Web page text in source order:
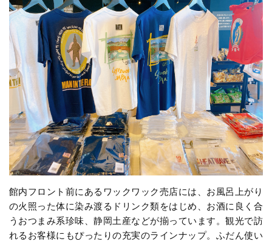
館内フロント前にあるワックワック売店には、お風呂上がり
の火照った体に染み渡るドリンク類をはじめ、お酒に良く合
うおつまみ系珍味、静岡土産などが揃っています。観光で訪
れるお客様にもぴったりの充実のラインナップ。ふだん使い